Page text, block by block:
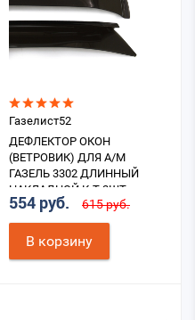
Газелист52
ДЕФЛЕКТОР ОКОН
(ВЕТРОВИК) ДЛЯ А/М
ГАЗЕЛЬ 3302 ДЛИННЫЙ
НАКЛАДНОЙ К-Т 2ШТ.
(ЧЕРНЫЙ)
554 руб. 615 руб.
В корзину